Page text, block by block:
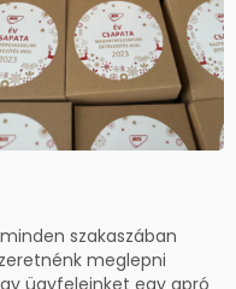
szakaszában
meglepni